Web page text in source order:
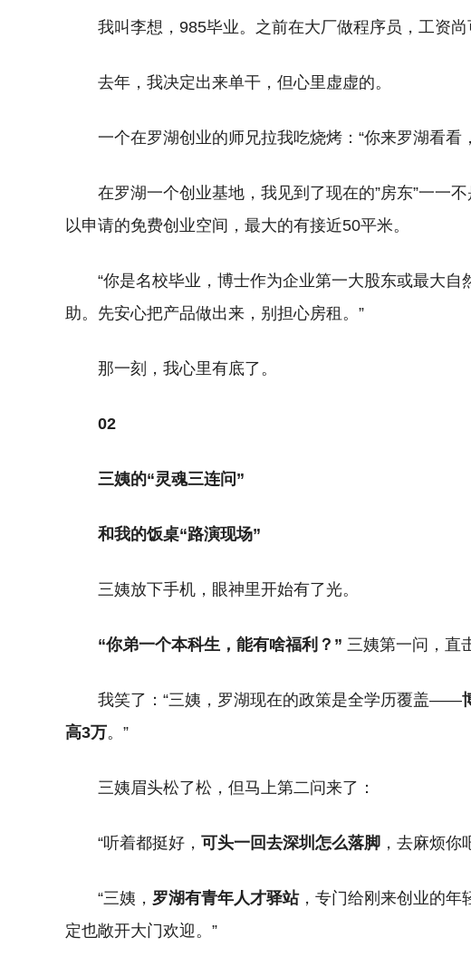
我叫李想，985毕业。之前在大厂做程序员，工资尚
去年，我决定出来单干，但心里虚虚的。
一个在罗湖创业的师兄拉我吃烧烤：“你来罗湖看看
在罗湖一个创业基地，我见到了现在的”房东”一一
以申请的免费创业空间，最大的有接近50平米。
“你是名校毕业，博士作为企业第一大股东或最大
助。先安心把产品做出来，别担心房租。”
那一刻，我心里有底了。
02
三姨的“灵魂三连问”
和我的饭桌“路演现场”
三姨放下手机，眼神里开始有了光。
“你弟一个本科生，能有啥福利？” 三姨第一问，直
我笑了：“三姨，罗湖现在的政策是全学历覆盖——
高3万。”
三姨眉头松了松，但马上第二问来了：
“听着都挺好， 可头一回去深圳怎么落脚 ，去麻烦你
“三姨， 罗湖有青年人才驿站，专门给刚来创业的年
定也敞开大门欢迎。”